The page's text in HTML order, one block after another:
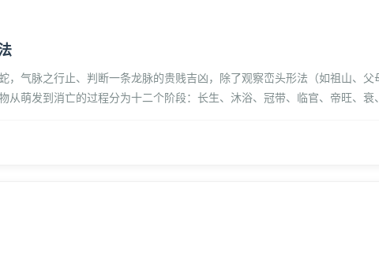
，气脉之行止、判断一条龙脉的贵贱吉凶，除了观察峦头形法（如祖山、
从萌发到消亡的过程分为十二个阶段：长生、沐浴、冠带、临官、帝旺、